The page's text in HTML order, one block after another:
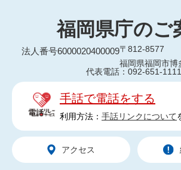
福岡県庁のご
法人番号6000020400009〒812-8577
福岡県福岡市博
代表電話：092-651-1111
手話で電話をする
利用方法： 手話リンクについて
アクセス